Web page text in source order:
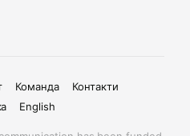
Команда
Контакти
English